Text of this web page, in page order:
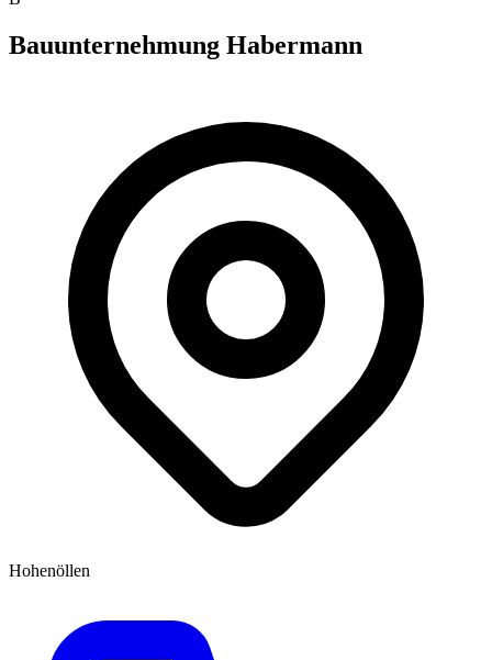
Bauunternehmung Habermann
Hohenöllen